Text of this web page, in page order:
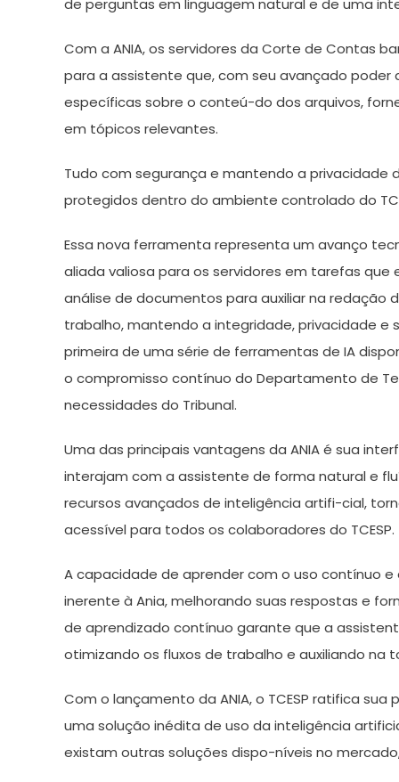
de perguntas em linguagem natural e de uma
Com a ANIA, os servidores da Corte de Contas
para a assistente que, com seu avançado
específicas sobre o conteú-do dos arquivos,
em tópicos relevantes.
Tudo com segurança e mantendo a privacidade
protegidos dentro do ambiente controlado do
Essa nova ferramenta representa um avanço
aliada valiosa para os servidores em tarefas
análise de documentos para auxiliar na redação
trabalho, mantendo a integridade, privacidade e
primeira de uma série de ferramentas de IA
o compromisso contínuo do Departamento de
necessidades do Tribunal.
Uma das principais vantagens da ANIA é sua
interajam com a assistente de forma natural e
recursos avançados de inteligência artifi-cial,
acessível para todos os colaboradores do TCESP.
A capacidade de aprender com o uso contínuo
inerente à Ania, melhorando suas respostas e
de aprendizado contínuo garante que a
otimizando os fluxos de trabalho e auxiliando
Com o lançamento da ANIA, o TCESP ratifica
uma solução inédita de uso da inteligência
existam outras soluções dispo-níveis no